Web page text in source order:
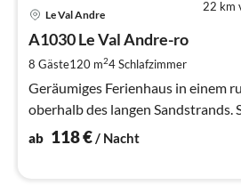
22 km
Le Val Andre
A1030 Le Val Andre-ro
8 Gäste120 m24Schlafzimmer
Geräumiges Ferienhaus in einem
oberhalb des langen Sandstrands.
ab 118€/ Nacht